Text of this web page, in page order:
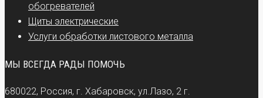
обогревателей
Щиты электрические
Услуги обработки листового металла
МЫ ВСЕГДА РАДЫ ПОМОЧЬ
680022, Россия, г. Хабаровск, ул.Лазо, 2 г.